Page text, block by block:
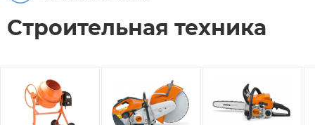
Строительная техника